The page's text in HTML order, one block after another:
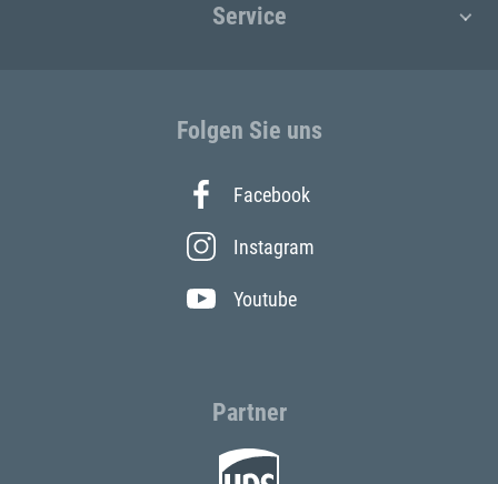
Service
Folgen Sie uns
Facebook
Instagram
Youtube
Partner